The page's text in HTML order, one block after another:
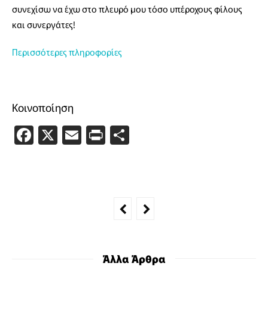
συνεχίσω να έχω στο πλευρό μου τόσο υπέροχους φίλους
και συνεργάτες!
Περισσότερες πληροφορίες
Κοινοποίηση
Facebook
X EmailPrintFriendly
Άλλα Άρθρα